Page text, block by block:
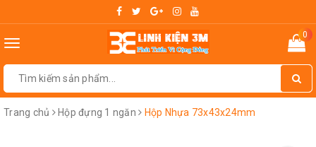
Toggle
0
Trang chủ Hộp đựng 1 ngăn Hộp Nhựa 73x43x24mm